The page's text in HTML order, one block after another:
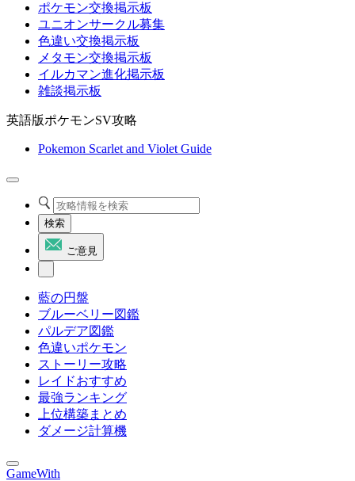
ポケモン交換掲示板
ユニオンサークル募集
色違い交換掲示板
メタモン交換掲示板
イルカマン進化掲示板
雑談掲示板
英語版ポケモンSV攻略
Pokemon Scarlet and Violet Guide
検索
ご意見
藍の円盤
ブルーベリー図鑑
パルデア図鑑
色違いポケモン
ストーリー攻略
レイドおすすめ
最強ランキング
上位構築まとめ
ダメージ計算機
GameWith